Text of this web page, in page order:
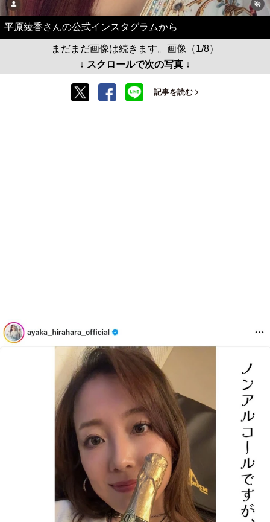
平原綾香さんの公式インスタグラムから
まだまだ画像は続きます。画像（1/8）
↓ スクロールで次の写真 ↓
記事を読む